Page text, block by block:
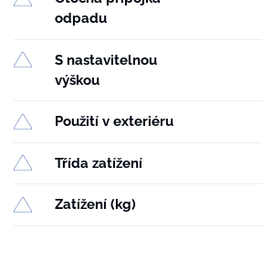
odpadu
S nastavitelnou
výškou
Použití v exteriéru
Třída zatížení
Zatížení (kg)